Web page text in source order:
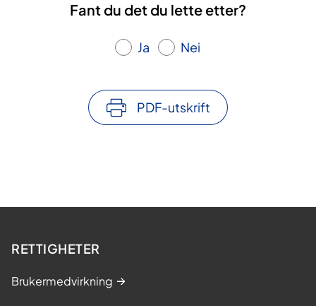
Fant du det du lette etter?
Ja Nei
PDF-utskrift
RETTIGHETER
Brukermedvirkning